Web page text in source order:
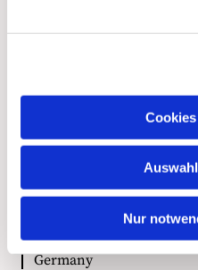
Nur
Ökumenische
18528 Bergen auf Rügen
Germany